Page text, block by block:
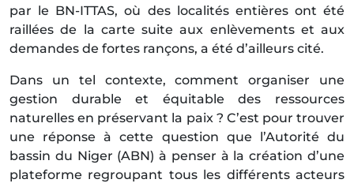
par le BN-ITTAS, où des localités entières ont été
raillées de la carte suite aux enlèvements et aux
demandes de fortes rançons, a été d’ailleurs cité.
Dans un tel contexte, comment organiser une
gestion durable et équitable des ressources
naturelles en préservant la paix ? C’est pour trouver
une réponse à cette question que l’Autorité du
bassin du Niger (ABN) à penser à la création d’une
plateforme regroupant tous les différents acteurs